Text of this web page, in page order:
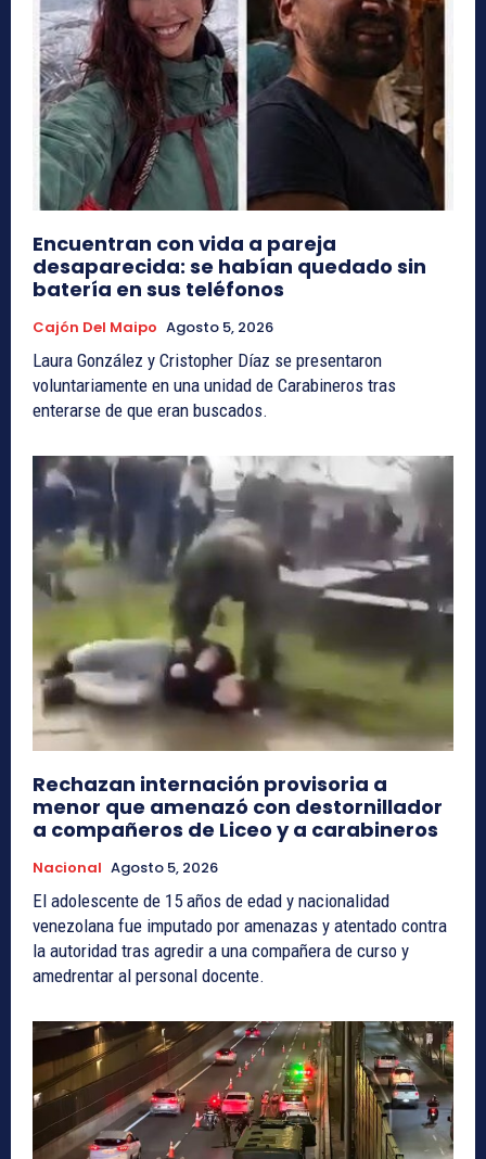
Encuentran con vida a pareja
desaparecida: se habían quedado sin
batería en sus teléfonos
Cajón Del Maipo Agosto 5, 2026
Laura González y Cristopher Díaz se presentaron
voluntariamente en una unidad de Carabineros tras
enterarse de que eran buscados.
Rechazan internación provisoria a
menor que amenazó con destornillador
a compañeros de Liceo y a carabineros
Nacional Agosto 5, 2026
El adolescente de 15 años de edad y nacionalidad
venezolana fue imputado por amenazas y atentado contra
la autoridad tras agredir a una compañera de curso y
amedrentar al personal docente.